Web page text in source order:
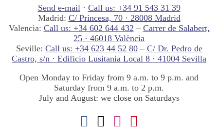
Send e-mail· Call us: +34 91 543 31 39
Madrid: C/ Princesa, 70 · 28008 Madrid
Valencia: Call us: +34 602 644 432 – Carrer de Salabert,
25 · 46018 València
Seville: Call us: +34 623 44 52 80– C/ Dr. Pedro de
Castro, s/n · Edificio Lusitania Local 8 · 41004 Sevilla
Open Monday to Friday from 9 a.m. to 9 p.m. and
Saturday from 9 a.m. to 2 p.m.
July and August: we close on Saturdays